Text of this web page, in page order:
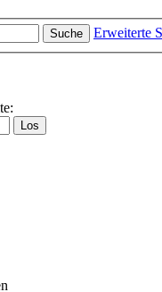
Suche
Erweiterte